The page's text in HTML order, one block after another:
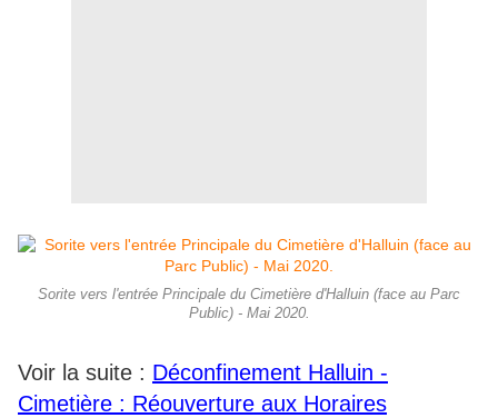
Sorite vers l'entrée Principale du Cimetière d'Halluin (face au Parc
Public) - Mai 2020.
Voir la suite : Déconfinement Halluin -
Cimetière : Réouverture aux Horaires